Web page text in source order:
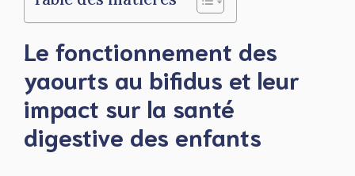
Le fonctionnement des
yaourts au bifidus et leur
impact sur la santé
digestive des enfants